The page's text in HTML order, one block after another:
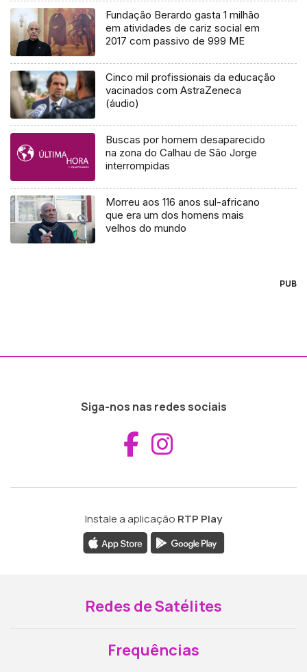
Fundação Berardo gasta 1 milhão
em atividades de cariz social em
2017 com passivo de 999 ME
Cinco mil profissionais da educação
vacinados com AstraZeneca
(áudio)
Buscas por homem desaparecido
na zona do Calhau de São Jorge
interrompidas
Morreu aos 116 anos sul-africano
que era um dos homens mais
velhos do mundo
PUB
Siga-nos nas redes sociais
Aceder ao
Instale a aplicação RTP Play
Redes de Satélites
Frequências